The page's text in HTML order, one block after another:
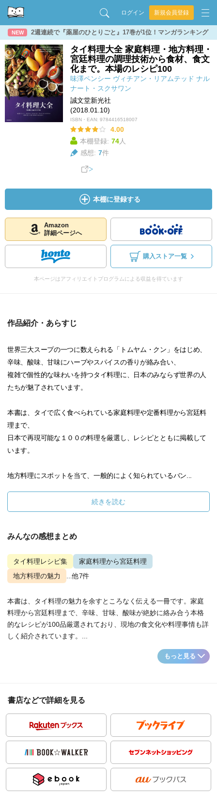
ログイン 新規会員登録
NEW 2週連続で『薬屋のひとりごと』17巻が1位！マンガランキング
タイ料理大全 家庭料理・地方料理・
宮廷料理の調理技術から食材、食文
化まで。本場のレシピ100
味澤ペンシー ヴィチアン・リアムテッド ナル
ナート・スクサワン
誠文堂新光社
(2018.01.10)
ISBN・EAN: 9784416518007
4.00
本棚登録: 74人
感想: 7件
本棚に登録する
Amazon
詳細ページへ
購入ストア一覧
本ページはアフィリエイトプログラムによる収益を得ています
作品紹介・あらすじ
世界三大スープの一つに数えられる「トムヤム・クン」をはじめ、
辛味、酸味、甘味にハーブやスパイスの香りが絡み合い、
複雑で個性的な味わいを持つタイ料理に、日本のみならず世界の人
たちが魅了されています。
本書は、タイで広く食べられている家庭料理や定番料理から宮廷料
理まで、
日本で再現可能な１００の料理を厳選し、レシピとともに掲載して
います。
地方料理にスポットを当て、一般的によく知られているバン...
続きを読む
みんなの感想まとめ
タイ料理レシピ集
家庭料理から宮廷料理
地方料理の魅力
...他7件
本書は、タイ料理の魅力を余すところなく伝える一冊です。家庭
料理から宮廷料理まで、辛味、甘味、酸味が絶妙に絡み合う本格
的なレシピが100品厳選されており、現地の食文化や料理事情も詳
しく紹介されています。...
もっと見る
書店などで詳細を見る